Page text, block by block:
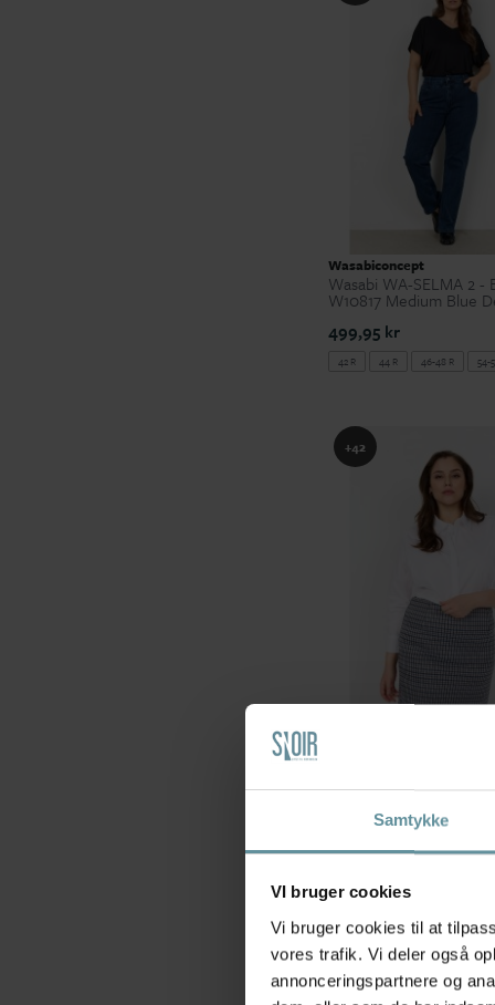
Samtykke
VI bruger cookies
Vi bruger cookies til at
vores trafik. Vi deler også
annonceringspartnere og
Wasabiconcept
Wasabi WA-SELMA 2 -
W10817 Medium Blue
499,95 kr
42 R 44 R 46-48 R 54-
+42
399,95 kr
44 46-48
+42